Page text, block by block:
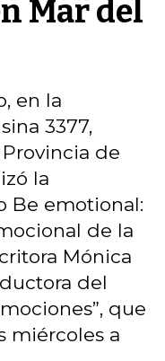
Mar del
en la
3377,
de
la
Be emotional:
de la
Mónica
del
que
miércoles a